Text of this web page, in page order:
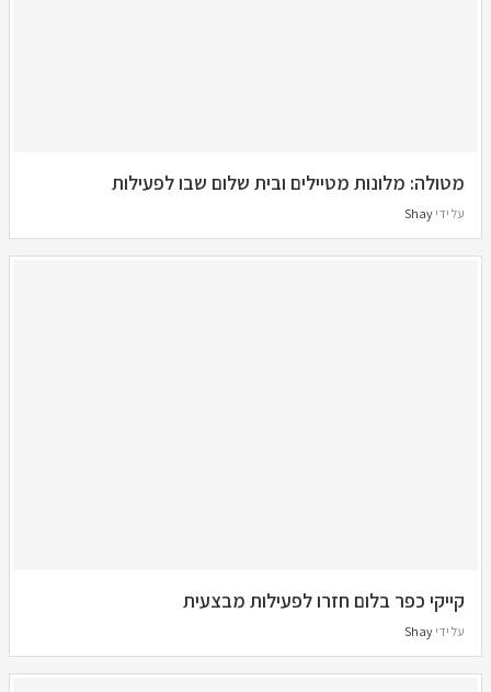
מטולה: מלונות מטיילים ובית שלום שבו לפעילות
על ידי Shay
קייקי כפר בלום חזרו לפעילות מבצעית
על ידי Shay